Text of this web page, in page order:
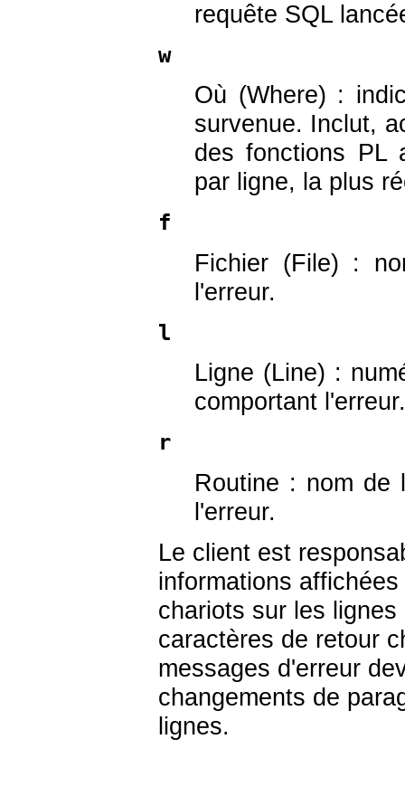
requête SQL
w
Où (Where) :
survenue. Inclut,
des fonctions PL
par ligne, la plus
f
Fichier (File) :
l'erreur.
l
Ligne (Line) :
comportant l'erreur.
r
Routine : nom de
l'erreur.
Le client est
informations
chariots sur les
caractères de retour
messages d'erreur
changements de
lignes.